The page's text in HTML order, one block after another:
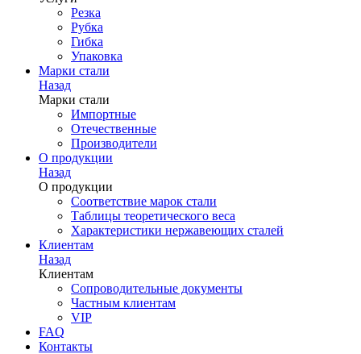
Резка
Рубка
Гибка
Упаковка
Марки стали
Назад
Марки стали
Импортные
Отечественные
Производители
О продукции
Назад
О продукции
Соответствие марок стали
Таблицы теоретического веса
Характеристики нержавеющих сталей
Клиентам
Назад
Клиентам
Сопроводительные документы
Частным клиентам
VIP
FAQ
Контакты